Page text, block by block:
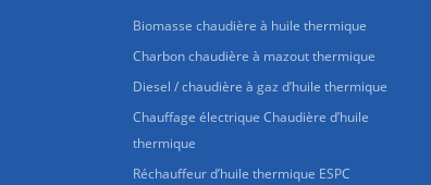
Biomasse chaudière à huile thermique
Charbon chaudière à mazout thermique
Diesel / chaudière à gaz d’huile thermique
Chauffage électrique Chaudière d’huile
thermique
Réchauffeur d’huile thermique ESPC